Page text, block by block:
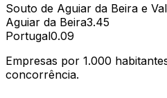
Souto de Aguiar da Beira e
Aguiar da Beira3.45
Portugal0.09
Empresas por 1.000
concorrência.